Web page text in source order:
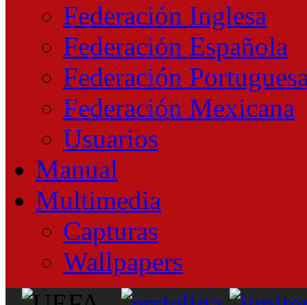
Federación Inglesa
Federación Española
Federación
Federación Mexicana
Usuarios
Manual
Multimedia
Capturas
Wallpapers